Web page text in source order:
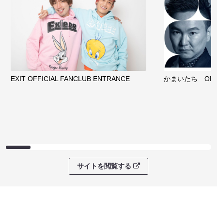
EXIT OFFICIAL FANCLUB ENTRANCE かまいたち
サイトを閲覧する